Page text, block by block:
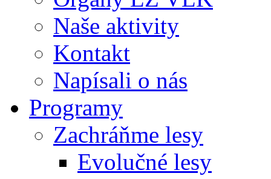
Naše aktivity
Kontakt
Napísali o nás
Programy
Zachráňme lesy
Evolučné lesy